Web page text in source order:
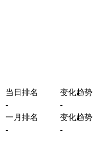
当日排名 变化趋势
-
-
一月排名
变化趋势
-
-